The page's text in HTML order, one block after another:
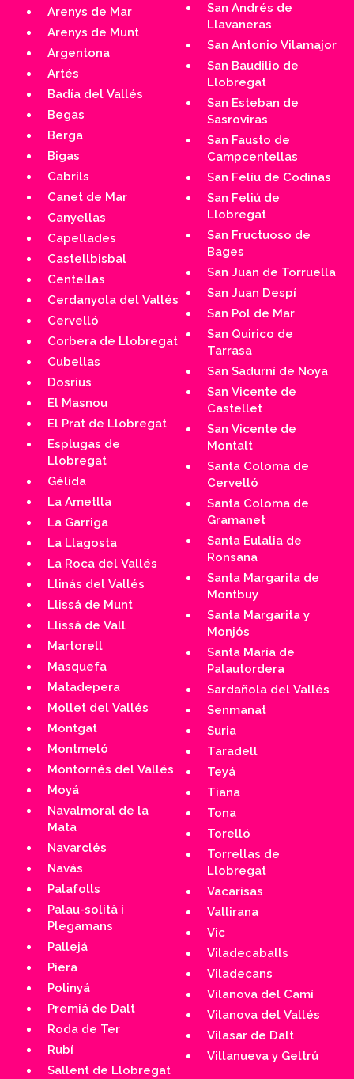
Arenys de Mar
Arenys de Munt
Argentona
Artés
Badía del Vallés
Begas
Berga
Bigas
Cabrils
Canet de Mar
Canyellas
Capellades
Castellbisbal
Centellas
Cerdanyola del Vallés
Cervelló
Corbera de Llobregat
Cubellas
Dosrius
El Masnou
El Prat de Llobregat
Esplugas de
Llobregat
Gélida
La Ametlla
La Garriga
La Llagosta
La Roca del Vallés
Llinás del Vallés
Llissá de Munt
Llissá de Vall
Martorell
Masquefa
Matadepera
Mollet del Vallés
Montgat
Montmeló
Montornés del Vallés
Moyá
Navalmoral de la
Mata
Navarclés
Navás
Palafolls
Palau-solità i
Plegamans
Pallejá
Piera
Polinyá
Premiá de Dalt
Roda de Ter
Rubí
Sallent de Llobregat
San Andrés de
Llavaneras
San Antonio Vilamajor
San Baudilio de
Llobregat
San Esteban de
Sasroviras
San Fausto de
Campcentellas
San Felíu de Codinas
San Feliú de
Llobregat
San Fructuoso de
Bages
San Juan de Torruella
San Juan Despí
San Pol de Mar
San Quirico de
Tarrasa
San Sadurní de Noya
San Vicente de
Castellet
San Vicente de
Montalt
Santa Coloma de
Cervelló
Santa Coloma de
Gramanet
Santa Eulalia de
Ronsana
Santa Margarita de
Montbuy
Santa Margarita y
Monjós
Santa María de
Palautordera
Sardañola del Vallés
Senmanat
Suria
Taradell
Teyá
Tiana
Tona
Torelló
Torrellas de
Llobregat
Vacarisas
Vallirana
Vic
Viladecaballs
Viladecans
Vilanova del Camí
Vilanova del Vallés
Vilasar de Dalt
Villanueva y Geltrú